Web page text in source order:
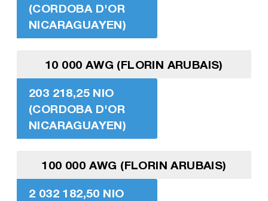
(CORDOBA D'OR
NICARAGUAYEN)
10 000 AWG (FLORIN ARUBAIS)
203 218,25 NIO
(CORDOBA D'OR
NICARAGUAYEN)
100 000 AWG (FLORIN ARUBAIS)
2 032 182,50 NIO